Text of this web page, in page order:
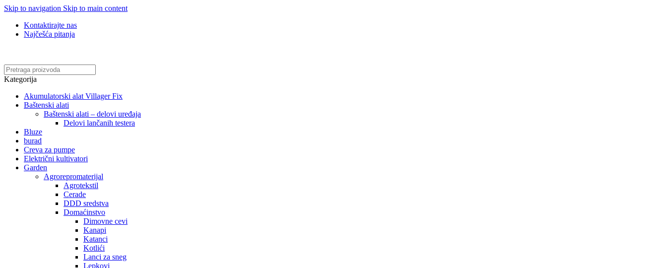
Skip to navigation Skip to main content
Kontaktirajte nas
Najčešća pitanja
Kategorija
Akumulatorski alat Villager Fix
Baštenski alati
Baštenski alati – delovi uređaja
Delovi lančanih testera
Bluze
burad
Creva za pumpe
Električni kultivatori
Garden
Agrorepromaterijal
Agrotekstil
Cerade
DDD sredstva
Domaćinstvo
Dimovne cevi
Kanapi
Katanci
Kotlići
Lanci za sneg
Lepkovi